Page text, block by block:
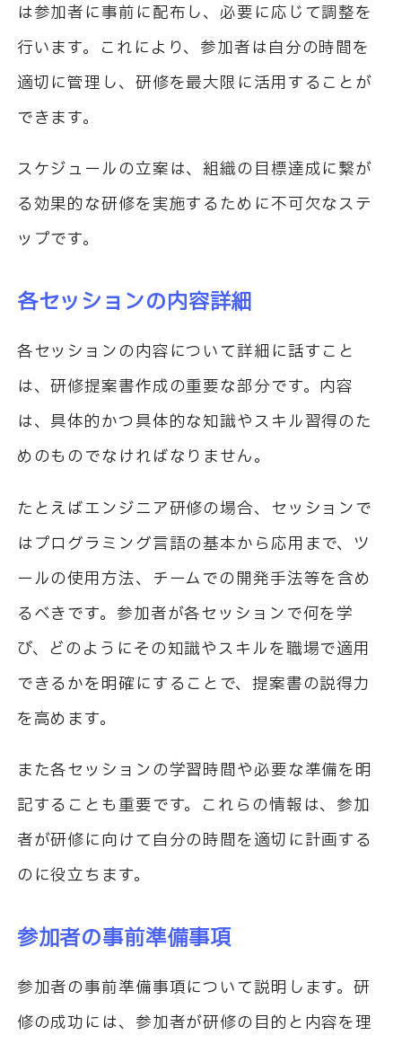
は参加者に事前に配布し、必要に応じて調整を
行います。これにより、参加者は自分の時間を
適切に管理し、研修を最大限に活用することが
できます。
スケジュールの立案は、組織の目標達成に繋が
る効果的な研修を実施するために不可欠なステ
ップです。
各セッションの内容詳細
各セッションの内容について詳細に話すこと
は、研修提案書作成の重要な部分です。内容
は、具体的かつ具体的な知識やスキル習得のた
めのものでなければなりません。
たとえばエンジニア研修の場合、セッションで
はプログラミング言語の基本から応用まで、ツ
ールの使用方法、チームでの開発手法等を含め
るべきです。参加者が各セッションで何を学
び、どのようにその知識やスキルを職場で適用
できるかを明確にすることで、提案書の説得力
を高めます。
また各セッションの学習時間や必要な準備を明
記することも重要です。これらの情報は、参加
者が研修に向けて自分の時間を適切に計画する
のに役立ちます。
参加者の事前準備事項
参加者の事前準備事項について説明します。研
修の成功には、参加者が研修の目的と内容を理